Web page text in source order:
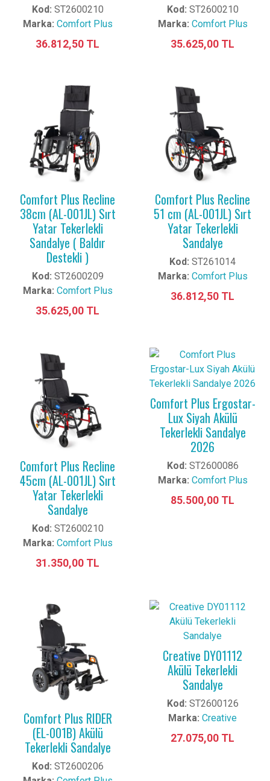
Kod: ST2600210
Marka: Comfort Plus
36.812,50 TL
Kod: ST2600210
Marka: Comfort Plus
35.625,00 TL
Comfort Plus Recline
38cm (AL-001JL) Sırt
Yatar Tekerlekli
Sandalye ( Baldır
Destekli )
Kod: ST2600209
Marka: Comfort Plus
35.625,00 TL
Comfort Plus Recline
51 cm (AL-001JL) Sırt
Yatar Tekerlekli
Sandalye
Kod: ST261014
Marka: Comfort Plus
36.812,50 TL
Comfort Plus Recline
45cm (AL-001JL) Sırt
Yatar Tekerlekli
Sandalye
Kod: ST2600210
Marka: Comfort Plus
31.350,00 TL
Comfort Plus Ergostar-
Lux Siyah Akülü
Tekerlekli Sandalye
2026
Kod: ST2600086
Marka: Comfort Plus
85.500,00 TL
Comfort Plus RIDER
(EL-001B) Akülü
Tekerlekli Sandalye
Kod: ST2600206
Creative DY01112
Akülü Tekerlekli
Sandalye
Kod: ST2600126
Marka: Creative
27.075,00 TL